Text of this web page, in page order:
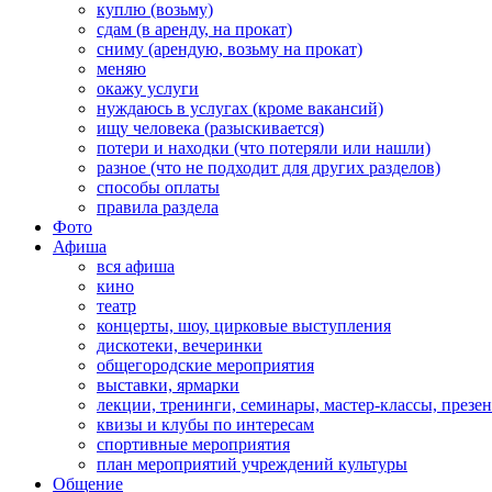
куплю (возьму)
сдам (в аренду, на прокат)
сниму (арендую, возьму на прокат)
меняю
окажу услуги
нуждаюсь в услугах (кроме вакансий)
ищу человека (разыскивается)
потери и находки (что потеряли или нашли)
разное (что не подходит для других разделов)
способы оплаты
правила раздела
Фото
Афиша
вся афиша
кино
театр
концерты, шоу, цирковые выступления
дискотеки, вечеринки
общегородские мероприятия
выставки, ярмарки
лекции, тренинги, семинары, мастер-классы,
квизы и клубы по интересам
спортивные мероприятия
план мероприятий учреждений культуры
Общение